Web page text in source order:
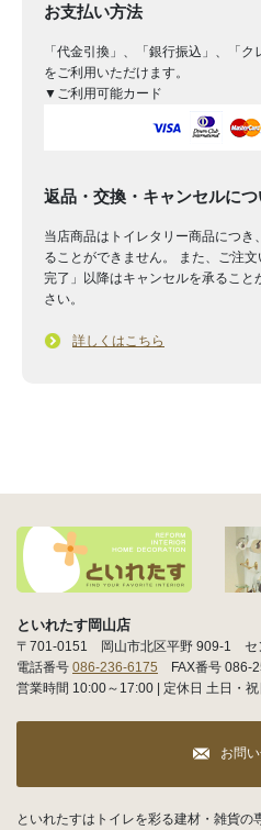
お支払い方法
「代金引換」、「銀行振込」、「ク
をご利用いただけます。
▼ご利用可能カード
返品・交換・キャンセルにつ
当店商品はトイレタリー商品につ
ることができません。 また、ご注
完了」以降はキャンセルを承ること
さい。
詳しくはこちら
といれたす岡山店
〒701-0151 岡山市北区平野 909-1 セ
電話番号 086-236-6175 FAX番号 086-
営業時間 10:00～17:00 | 定休日 土日・祝
お問
といれたすはトイレを彩る建材・雑貨の